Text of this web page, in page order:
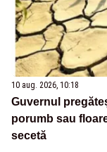
10 aug. 2026, 10:18
Guvernul
porumb sau
secetă